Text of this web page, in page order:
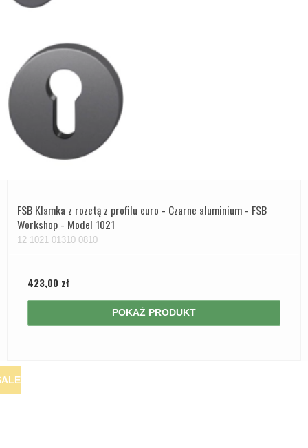
FSB Klamka z rozetą z profilu euro - Czarne aluminium - FSB
Workshop - Model 1021
12 1021 01310 0810
423,00 zł
POKAŻ PRODUKT